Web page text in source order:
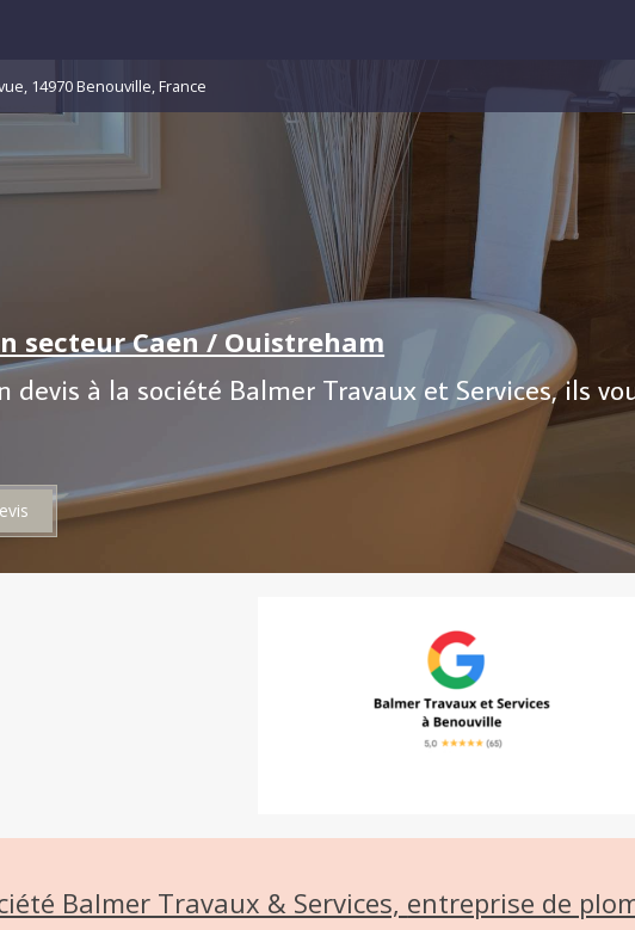
14970 Benouville, France
secteur Caen / Ouistreham
devis à la société Balmer Travaux et Services, ils
Balmer Travaux & Services, entreprise de